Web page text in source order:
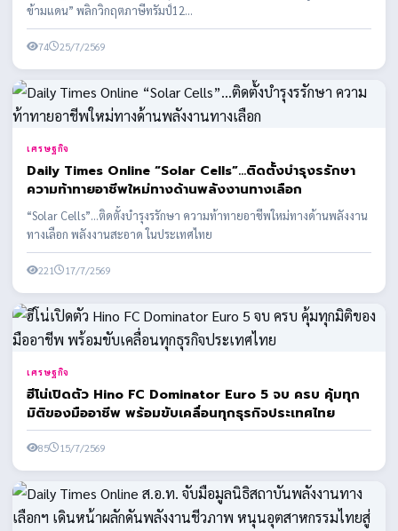
ข้ามแดน” พลิกวิกฤตภาษีทรัมป์12...
74 25/7/2569
เศรษฐกิจ
Daily Times Online “Solar Cells”…ติดตั้งบำรุงรรักษา
ความท้าทายอาชีพใหม่ทางด้านพลังงานทางเลือก
“Solar Cells”…ติดตั้งบำรุงรรักษา ความท้าทายอาชีพใหม่ทางด้านพลังงาน
ทางเลือก พลังงานสะอาด ในประเทศไทย
221 17/7/2569
เศรษฐกิจ
ฮีโน่เปิดตัว Hino FC Dominator Euro 5 จบ ครบ คุ้มทุก
มิติของมืออาชีพ พร้อมขับเคลื่อนทุกธุรกิจประเทศไทย
85 15/7/2569